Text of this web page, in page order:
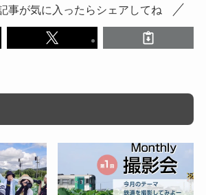
事が気に入ったらシェアしてね